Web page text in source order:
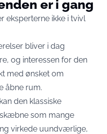
er i gang
eksperterne ikke i tvivl
bliver i dag
og interessen for den
med ønsket om
åbne rum.
den klassiske
som mange
virkede uundværlige,